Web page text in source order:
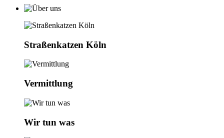
Straßenkatzen Köln
Vermittlung
Wir tun was